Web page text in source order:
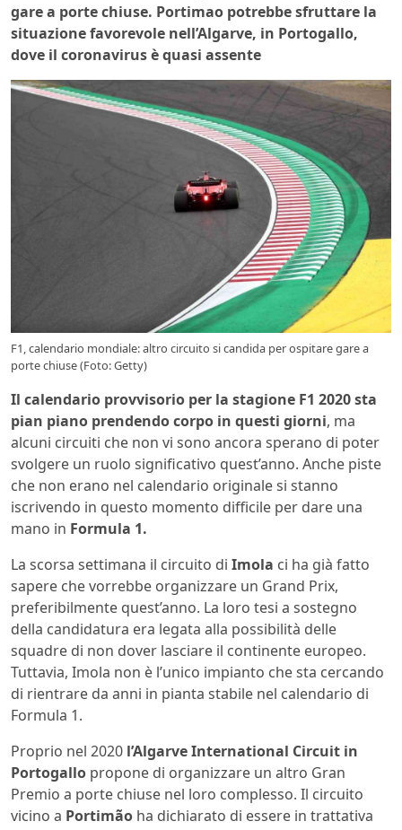
gare a porte chiuse. Portimao potrebbe sfruttare la
situazione favorevole nell’Algarve, in Portogallo,
dove il coronavirus è quasi assente
F1, calendario mondiale: altro circuito si candida per ospitare gare a
porte chiuse (Foto: Getty)
Il calendario provvisorio per la stagione F1 2020 sta
pian piano prendendo corpo in questi giorni, ma
alcuni circuiti che non vi sono ancora sperano di poter
svolgere un ruolo significativo quest’anno. Anche piste
che non erano nel calendario originale si stanno
iscrivendo in questo momento difficile per dare una
mano in Formula 1.
La scorsa settimana il circuito di Imola ci ha già fatto
sapere che vorrebbe organizzare un Grand Prix,
preferibilmente quest’anno. La loro tesi a sostegno
della candidatura era legata alla possibilità delle
squadre di non dover lasciare il continente europeo.
Tuttavia, Imola non è l’unico impianto che sta cercando
di rientrare da anni in pianta stabile nel calendario di
Formula 1.
Proprio nel 2020 l’Algarve International Circuit in
Portogallo propone di organizzare un altro Gran
Premio a porte chiuse nel loro complesso. Il circuito
vicino a Portimão ha dichiarato di essere in trattativa